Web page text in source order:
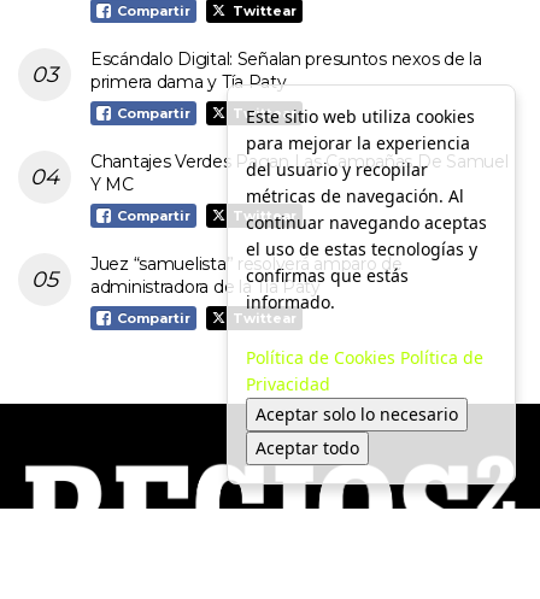
Compartir Twittear
Escándalo Digital: Señalan presuntos nexos de la
primera dama y Tía Paty
Compartir Twittear
Chantajes Verdes Pagan Las Campañas De Samuel
Y MC
Compartir Twittear
Juez “samuelista” resolverá amparo de
administradora de la Tía Paty
Compartir Twittear
Este sitio web utiliza cookies
para mejorar la experiencia
del usuario y recopilar
métricas de navegación. Al
continuar navegando aceptas
el uso de estas tecnologías y
confirmas que estás
informado.
Política de Cookies Política de
Privacidad
Aceptar solo lo necesario
Aceptar todo